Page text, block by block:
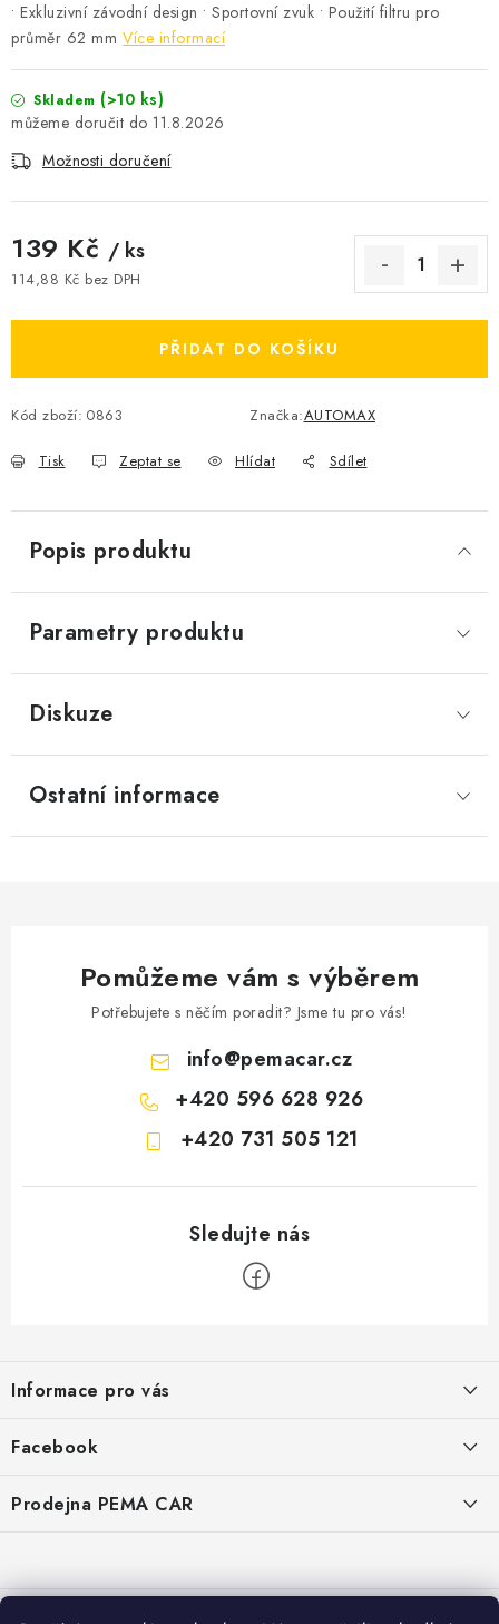
• Exkluzivní závodní design • Sportovní zvuk • Použití filtru pro
průměr 62 mm Více informací
Skladem (>10 ks)
11.8.2026
Možnosti doručení
139 Kč / ks
114,88 Kč bez DPH
PŘIDAT DO KOŠÍKU
Kód zboží: 0863 Značka:AUTOMAX
Tisk Zeptat se Hlídat Sdílet
Popis produktu
Parametry produktu
Diskuze
Ostatní informace
Pomůžeme vám s výběrem
Potřebujete s něčím poradit? Jsme tu pro vás!
info@pemacar.cz
+420 596 628 926
+420 731 505 121
p
a
Informace pro vás
Reklamace
Facebook
Prodejna PEMA CAR
702 00 Moravská Ostrava